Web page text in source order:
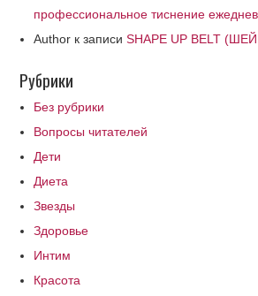
профессиональное тиснение
Author к записиSHAPE UP BELT
Рубрики
Без рубрики
Вопросы читателей
Дети
Диета
Звезды
Здоровье
Интим
Красота